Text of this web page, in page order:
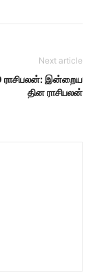
Next article
இன்றைய
தின ராசிபலன்